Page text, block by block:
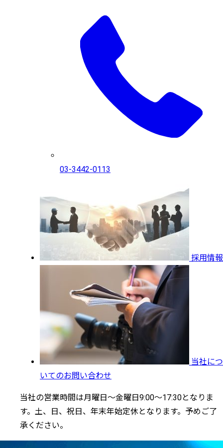
03-3442-0113
採用情報
当社につ
いてのお問い合わせ
当社の営業時間は月曜日～金曜日9:00～17:30となりま
す。土、日、祝日、年末年始定休となります。予めご了
承ください。